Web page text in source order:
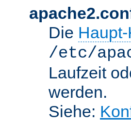
Die
/etc/
Laufzeit
werden.
Siehe: